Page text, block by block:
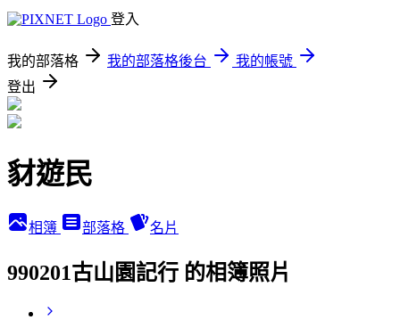
登入
我的部落格 我的部落格後台
我的帳號
登出
豺遊民
相簿 部落格 名片
990201古山園記行 的相簿照片